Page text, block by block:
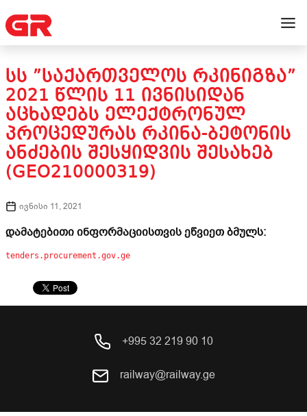
ᲡᲡ ”ᲡᲐᲥᲐᲠᲗᲕᲔᲚᲝᲡ ᲠᲙᲘᲜᲘᲒᲖᲐ”
2021 ᲬᲚᲘᲡ 11 ᲘᲕᲜᲘᲡᲘᲓᲐᲜ
ᲐᲪᲮᲐᲓᲔᲑᲡ ᲔᲚᲔᲥᲢᲠᲝᲜᲣᲚ
ᲞᲠᲝᲪᲔᲓᲣᲠᲐᲡ ᲠᲙᲘᲜᲐ-ᲑᲔᲢᲝᲜᲘᲡ
ᲐᲜᲫᲔᲑᲘᲡ ᲨᲔᲡᲧᲘᲓᲕᲘᲡ ᲨᲔᲡᲐᲮᲔᲑ
(GEO210000319)
ივნისი 11, 2021
დამატებითი ინფორმაციისთვის ეწვიეთ ბმულს:
tenders.procurement.gov.ge
+995 32 219 90 10
railway@railway.ge